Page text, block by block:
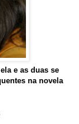
e as duas se
na novela